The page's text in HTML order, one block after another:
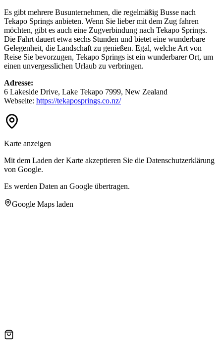
Es gibt mehrere Busunternehmen, die regelmäßig Busse nach
Tekapo Springs anbieten. Wenn Sie lieber mit dem Zug fahren
möchten, gibt es auch eine Zugverbindung nach Tekapo Springs.
Die Fahrt dauert etwa sechs Stunden und bietet eine wunderbare
Gelegenheit, die Landschaft zu genießen. Egal, welche Art von
Reise Sie bevorzugen, Tekapo Springs ist ein wunderbarer Ort, um
einen unvergesslichen Urlaub zu verbringen.
Adresse:
6 Lakeside Drive, Lake Tekapo 7999, New Zealand
Webseite: https://tekaposprings.co.nz/
Karte anzeigen
Mit dem Laden der Karte akzeptieren Sie die Datenschutzerklärung
von Google.
Es werden Daten an Google übertragen.
Google Maps laden